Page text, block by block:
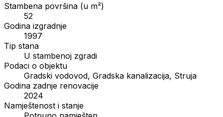
Stambena površina (u m²)
52
Godina izgradnje
1997
Tip stana
U stambenoj zgradi
Podaci o objektu
Gradski vodovod, Gradska kanalizacija, Struja
Godina zadnje renovacije
2024
Namještenost i stanje